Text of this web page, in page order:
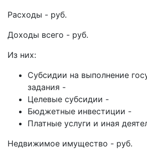
Расходы - руб.
Доходы всего - руб.
Из них:
Субсидии на выполнение
задания -
Целевые субсидии -
Бюджетные инвестиции -
Платные услуги и иная
Недвижимое имущество - руб.